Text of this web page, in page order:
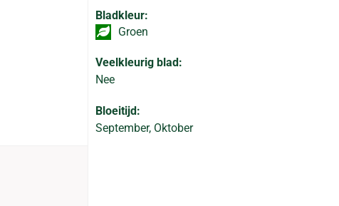
Bladkleur:
Groen
Veelkleurig blad:
Nee
Bloeitijd:
September, Oktober